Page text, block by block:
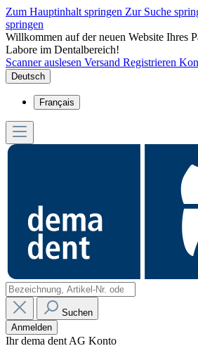
Zum Hauptinhalt springen Zur Suche
springen
Willkommen auf der neuen Website Ihres
Labore im Dentalbereich!
Scanner auslesen Versand Registrieren
Deutsch
Français
Suchen
Anmelden
Ihr dema dent AG Konto